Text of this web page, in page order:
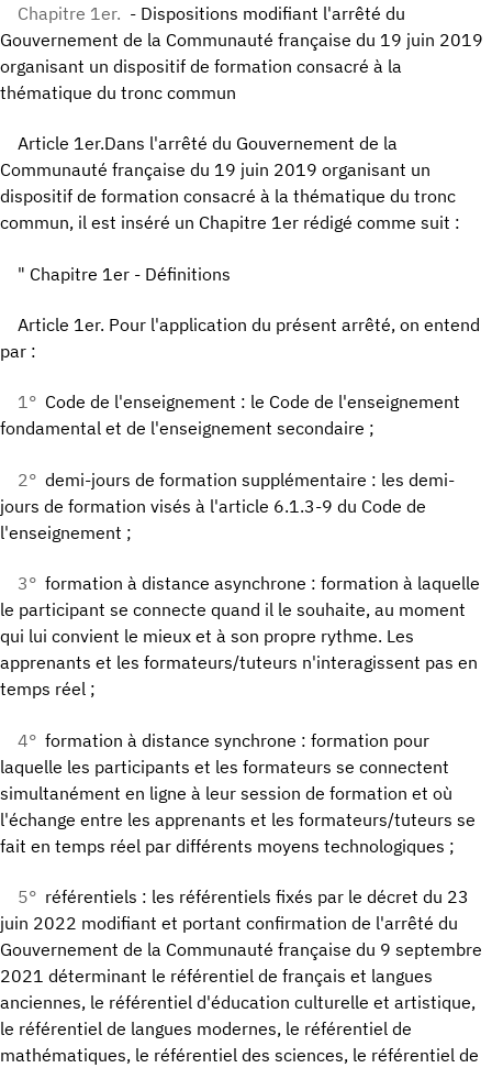
Chapitre 1er. - Dispositions modifiant l'arrêté du
Gouvernement de la Communauté française du 19 juin 2019
organisant un dispositif de formation consacré à la
thématique du tronc commun
Article 1er.Dans l'arrêté du Gouvernement de la
Communauté française du 19 juin 2019 organisant un
dispositif de formation consacré à la thématique du tronc
commun, il est inséré un Chapitre 1er rédigé comme suit :
" Chapitre 1er - Définitions
Article 1er. Pour l'application du présent arrêté, on entend
par :
1° Code de l'enseignement : le Code de l'enseignement
fondamental et de l'enseignement secondaire ;
2° demi-jours de formation supplémentaire : les demi-
jours de formation visés à l'article 6.1.3-9 du Code de
l'enseignement ;
3° formation à distance asynchrone : formation à laquelle
le participant se connecte quand il le souhaite, au moment
qui lui convient le mieux et à son propre rythme. Les
apprenants et les formateurs/tuteurs n'interagissent pas en
temps réel ;
4° formation à distance synchrone : formation pour
laquelle les participants et les formateurs se connectent
simultanément en ligne à leur session de formation et où
l'échange entre les apprenants et les formateurs/tuteurs se
fait en temps réel par différents moyens technologiques ;
5° référentiels : les référentiels fixés par le décret du 23
juin 2022 modifiant et portant confirmation de l'arrêté du
Gouvernement de la Communauté française du 9 septembre
2021 déterminant le référentiel de français et langues
anciennes, le référentiel d'éducation culturelle et artistique,
le référentiel de langues modernes, le référentiel de
mathématiques, le référentiel des sciences, le référentiel de